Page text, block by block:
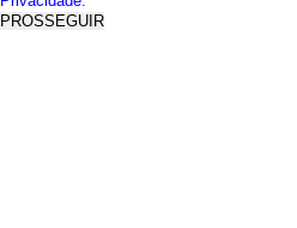
PROSSEGUIR